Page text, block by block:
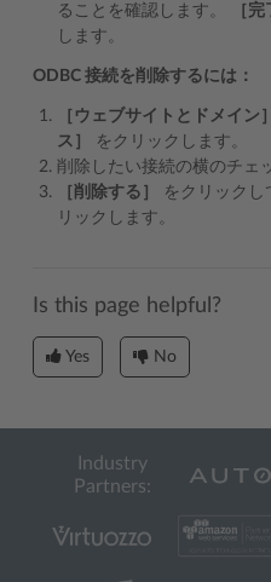
ることを確認します。
［完
します。
ODBC 接続を削除するには：
［ウェブサイトとドメイン］
ス］
をクリックします。
削除したい接続の横のチェ
［削除する］
をクリックし
リックします。
Is this page helpful?
Yes No
Industry
Partners: